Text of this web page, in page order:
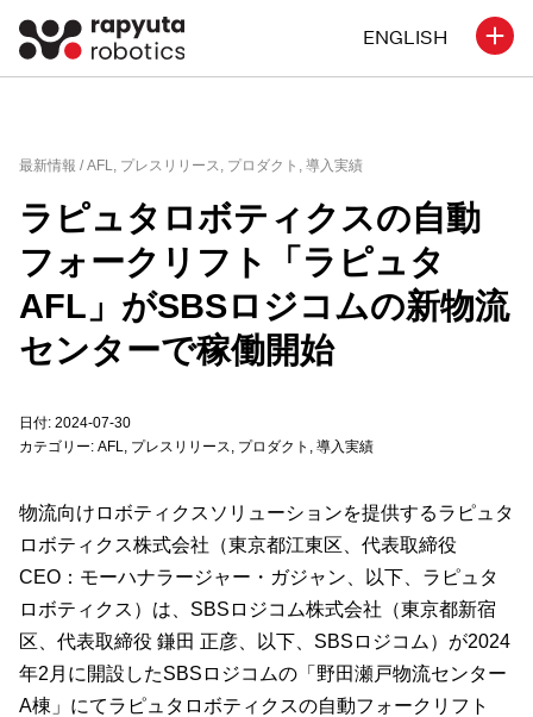
ENGLISH
最新情報 /AFL, プレスリリース, プロダクト , 導入実績
ラピュタロボティクスの自動
フォークリフト「ラピュタ
AFL」がSBSロジコムの新物流
センターで稼働開始
日付: 2024-07-30
カテゴリー: AFL, プレスリリース, プロダクト , 導入実績
物流向けロボティクスソリューションを提供するラピュタ
ロボティクス株式会社（東京都江東区、代表取締役
CEO：モーハナラージャー・ガジャン、以下、ラピュタ
ロボティクス）は、SBSロジコム株式会社（東京都新宿
区、代表取締役 鎌田 正彦、以下、SBSロジコム）が2024
年2月に開設したSBSロジコムの「野田瀬戸物流センター
A棟」にてラピュタロボティクスの自動フォークリフト